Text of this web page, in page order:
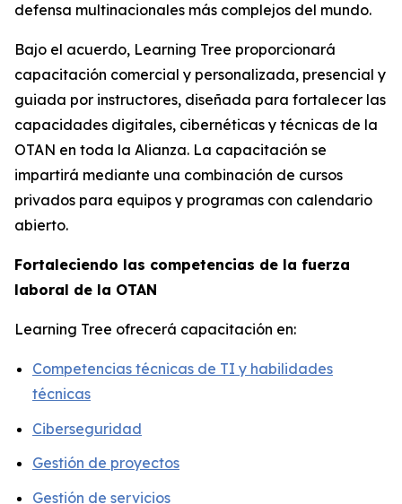
defensa multinacionales más complejos del mundo.
Bajo el acuerdo, Learning Tree proporcionará
capacitación comercial y personalizada, presencial y
guiada por instructores, diseñada para fortalecer las
capacidades digitales, cibernéticas y técnicas de la
OTAN en toda la Alianza. La capacitación se
impartirá mediante una combinación de cursos
privados para equipos y programas con calendario
abierto.
Fortaleciendo las competencias de la fuerza
laboral de la OTAN
Learning Tree ofrecerá capacitación en:
Competencias técnicas de TI y habilidades
técnicas
Ciberseguridad
Gestión de proyectos
Gestión de servicios